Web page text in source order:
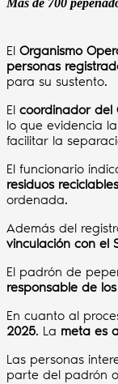
Más de 700
El Organismo
personas
para su sustento.
El coordinador del
lo que evidencia
facilitar la
El funcionario
residuos reciclables
ordenada.
Además del
vinculación con el
El padrón de
responsable de
En cuanto al
2025. La meta es
Las personas
parte del padrón